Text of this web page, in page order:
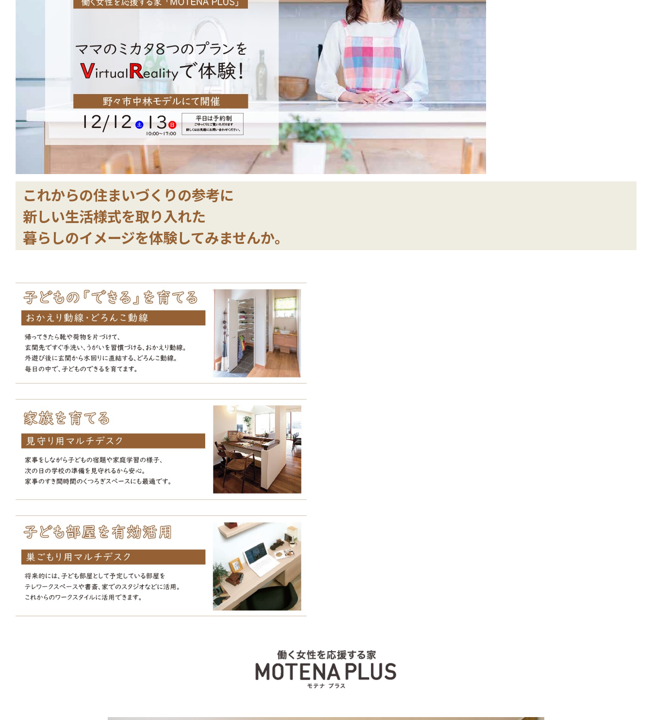
これからの住まいづくりの参考に
新しい生活様式を取り入れた
暮らしのイメージを体験してみませんか｡